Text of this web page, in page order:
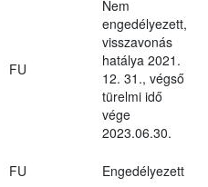
FU
Nem
engedélyezett,
visszavonás
hatálya 2021.
12. 31., végső
türelmi idő
vége
2023.06.30.
FU Engedélyezett